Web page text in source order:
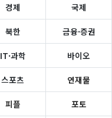
경제 국제
북한 금융·증권
IT·과학 바이오
스포츠 연재물
피플 포토